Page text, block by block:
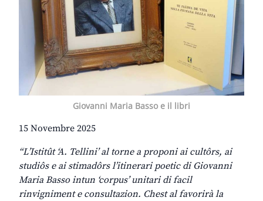
Giovanni Maria Basso e il libri
15 Novembre 2025
“L’Istitût ‘A. Tellini’ al torne a proponi ai cultôrs, ai
studiôs e ai stimadôrs l’itinerari poetic di Giovanni
Maria Basso intun ‘corpus’ unitari di facil
rinvigniment e consultazion. Chest al favorirà la